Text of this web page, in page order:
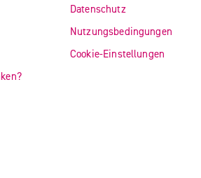
Datenschutz
Nutzungsbedingungen
Cookie-Einstellungen